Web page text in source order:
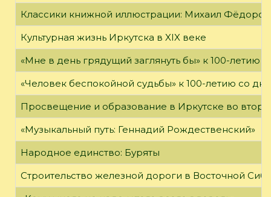
Классики книжной иллюстрации: Михаил Фёдоров
Культурная жизнь Иркутска в XIX веке
«Мне в день грядущий заглянуть бы» к 100-летию
«Человек беспокойной судьбы» к 100-летию со
Просвещение и образование в Иркутске во
«Музыкальный путь: Геннадий Рождественский»
Народное единство: Буряты
Строительство железной дороги в Восточной